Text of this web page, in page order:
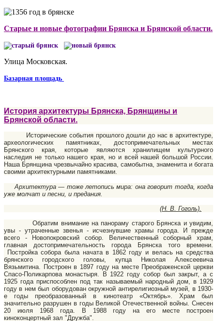
Старые и новые фотографии Брянска и Брянской области.
Улица Московская.
Базарная площадь
История архитектуры Брянска, Брянщины и
Брянской области.
Исторические события прошлого дошли до нас в архитектуре,
археологических памятниках, достопримечательных местах
Брянского края, которые являются хранилищем культурного
наследия не только нашего края, но и всей нашей большой России.
Наша Брянщина чрезвычайно красива, самобытна, знаменита и богата
своими архитектурными памятниками.
Архитектура — тоже летопись мира: она говорит тогда, когда
уже молчат и песни, и предания.
(Н. В. Гоголь).
Обратим внимание на панораму старого Брянска и увидим,
увы - утраченные звенья - исчезнувшие храмы горо­да. И прежде
всего - Новопокровский собор. Величественный соборный храм,
главная достопримечательность города Брянска того времени.
Постройка собора была начата в 1862 году и велась на средства
брянского городского головы, купца Николая Алексеевича
Вязьмитина. Построен в 1897 году на месте Преображенской церкви
Спасо-Поликарпова монастыря. В 1922 году собор был закрыт, а с
1925 года приспособлен под так называемый народный дом, в 1929
году в нем был оборудован окружной антирелигиозный музей, в 1930-
е годы преобразованный в кинотеатр «Октябрь». Храм был
значительно разрушен в годы Великой Отечественной войны. Снесен
20 июля 1968 года. В 1988 году на его месте построен
киноконцертный зал "Дружба".